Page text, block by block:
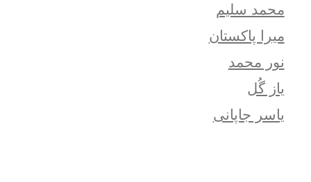
محمد سلیم
میرا پاکستان
نور محمد
یاز گُل
یاسر جاپانی